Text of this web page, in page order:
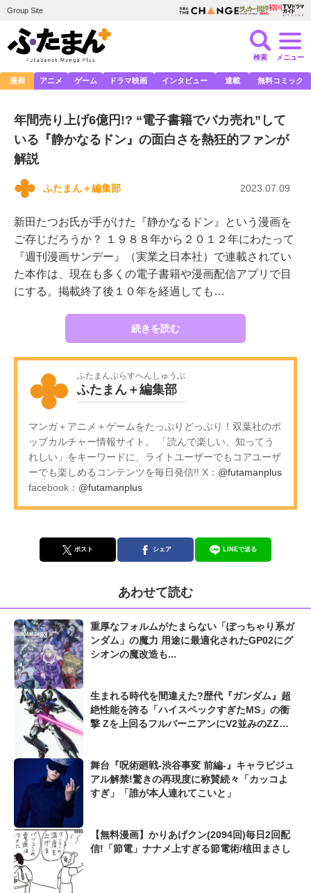
Group Site
検索 メニュー
漫画 アニメ ゲーム ドラマ映画 インタビュー 連載 無料コミック
年間売り上げ6億円!? “電子書籍でバカ売れ”して
いる『静かなるドン』の面白さを熱狂的ファンが
解説
ふたまん＋編集部 2023.07.09
新田たつお氏が手がけた『静かなるドン』という漫画を
ご存じだろうか？ １９８８年から２０１２年にわたって
『週刊漫画サンデー』（実業之日本社）で連載されてい
た本作は、現在も多くの電子書籍や漫画配信アプリで目
にする。掲載終了後１０年を経過しても…
続きを読む
ふたまんぷらすへんしゅうぶ
ふたまん＋編集部
マンガ＋アニメ＋ゲームをたっぷりどっぷり！双葉社のポ
ップカルチャー情報サイト。 「読んで楽しい、知ってう
れしい」をキーワードに、ライトユーザーでもコアユーザ
ーでも楽しめるコンテンツを毎日発信!! X： @futamanplus
facebook： @futamanplus
ポスト シェア LINEで送る
あわせて読む
重厚なフォルムがたまらない「ぽっちゃり系ガ
ンダム」の魔力 用途に最適化されたGP02にグ
シオンの魔改造も...
生まれる時代を間違えた?歴代『ガンダム』超
絶性能を誇る「ハイスペックすぎたMS」の衝
撃 Zを上回るフルバーニアンにV2並みのZZガ
舞台『呪術廻戦-渋谷事変 前編-』キャラビジュ
アル解禁!驚きの再現度に称賛続々「カッコよ
すぎ」「誰が本人連れてこいと」
【無料漫画】かりあげクン(2094回)毎日2回配
信!「節電」ナナメ上すぎる節電術/植田まさし